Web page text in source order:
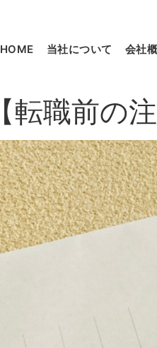
HOME 当社について 会社
【転職前の